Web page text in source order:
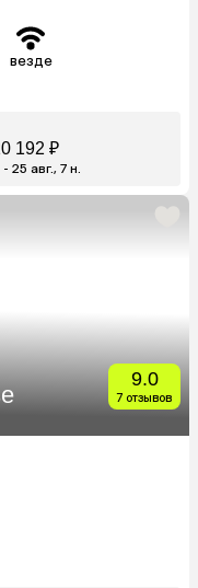
везде
192 ₽
- 25 авг., 7 н.
9.0
7 отзывов